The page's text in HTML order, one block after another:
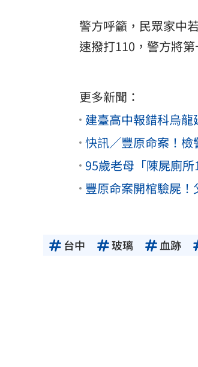
警方呼籲，民眾家中
速撥打110，警方將
更多新聞：
建臺高中報錯科烏
快訊／豐原命案！
95歲老母「陳屍廁
豐原命案開棺驗屍
台中 玻璃 血跡